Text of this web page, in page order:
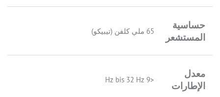
حساسية
المستشعر
65 ملي كلفن (تيبيكو)
معدل
الإطارات
<9 Hz bis 32 Hz